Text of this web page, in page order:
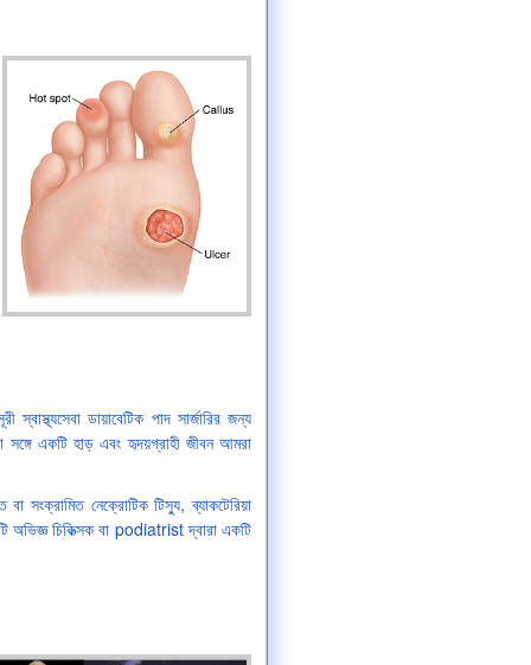
ডায়াবেটিক পাদ সার্জারির জন্য
একটি হাড় এবং হৃদয়গ্রাহী জীবন আমরা
সংক্রামিত নেক্রোটিক টিস্যু, ব্যাকটেরিয়া
অভিজ্ঞ চিকিত্সক বা podiatrist দ্বারা একটি